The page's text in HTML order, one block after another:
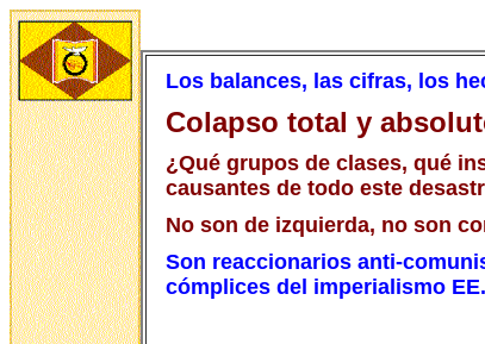
Los balances, las cifras, los
Colapso total y
¿Qué grupos de clases, qué
causantes de todo este
No son de izquierda, no son
Son reaccionarios anti-
cómplices del imperialismo